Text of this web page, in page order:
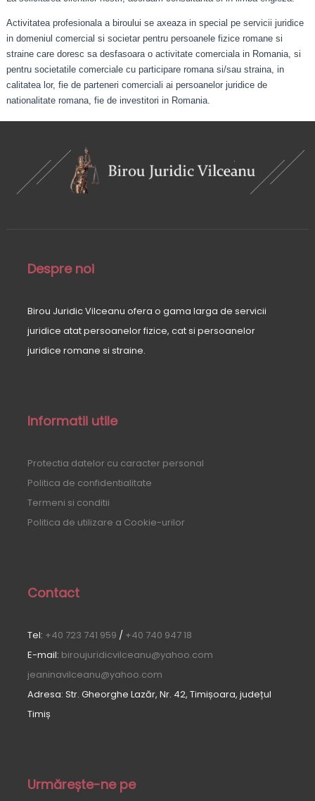
Activitatea profesionala a biroului se axeaza in special pe servicii juridice
in domeniul comercial si societar pentru persoanele fizice romane si
straine care doresc sa desfasoara o activitate comerciala in Romania, si
pentru societatile comerciale cu participare romana si/sau straina, in
calitatea lor, fie de parteneri comerciali ai persoanelor juridice de
nationalitate romana, fie de investitori in Romania.
Despre noi
Birou Juridic Vilceanu ofera o gama larga de servicii
juridice atat persoanelor fizice, cat si persoanelor
juridice romane si straine.
Informatii utile
Protectia datelor cu caracter personal
Politica de confidentialitate
Termeni si conditii
Politica de utilizare a Cookie-urilor
Contact
Tel: +40 723 741 959 / +40 740 947 18
E-mail: biroujuridicvilceanu@yahoo.com
jeaninavilceanu@yahoo.com
Adresa: Str. Gheorghe Lazăr, Nr. 42, Timișoara, județul
Timiș
Urmărește-ne pe